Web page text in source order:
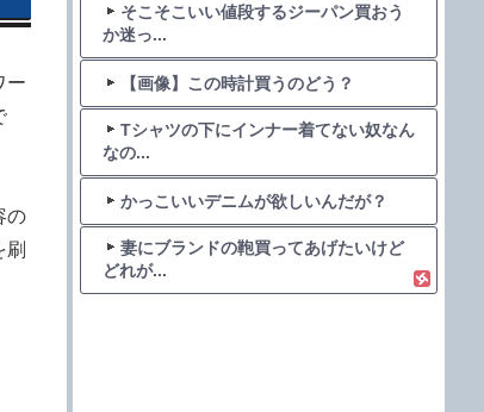
ー
の
刷
そこそこいい値段するジーパン買おう
か迷っ...
【画像】この時計買うのどう？
Tシャツの下にインナー着てない奴なん
なの...
かっこいいデニムが欲しいんだが？
妻にブランドの鞄買ってあげたいけど
どれが...